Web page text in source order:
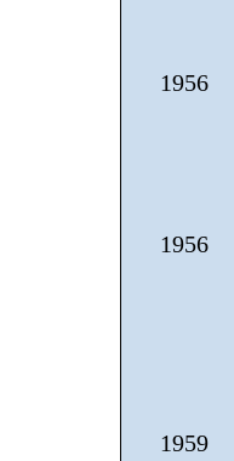
1956
1956
1959